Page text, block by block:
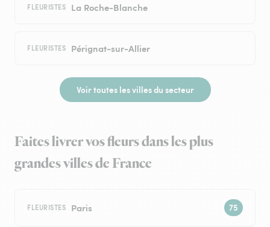
FLEURISTES La Roche-Blanche
FLEURISTES Pérignat-sur-Allier
Voir toutes les villes du secteur
Faites livrer vos fleurs dans les plus
grandes villes de France
FLEURISTES Paris